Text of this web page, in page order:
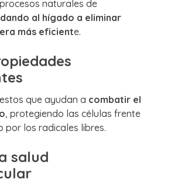
naturales de
al hígado a eliminar
más eficiente.
que ayudan a combatir el
, protegiendo las células frente
por los radicales libres.
salud